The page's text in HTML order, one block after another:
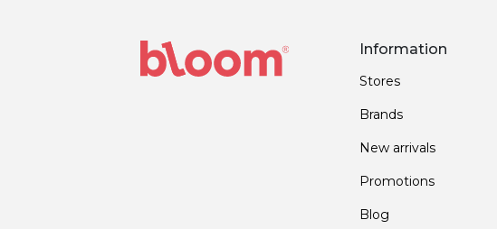
Information
Stores
Brands
New arrivals
Promotions
Blog